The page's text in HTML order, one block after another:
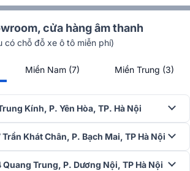
bổ đều khắp không gian, không còn hiện
dọc hay ngang, âm thanh vẫn luôn mượt
quá tải điện, giúp loa duy trì hiệu suất tối
đến chất lượng âm thanh.
cửa hàng âm thanh
có chỗ đỗ xe ô tô miễn phí)
Miền Nam (7) Miền Trung (3)
Kính, P. Yên Hòa, TP. Hà Nội
Khát Chân, P. Bạch Mai, TP Hà Nội
Quang Trung, P. Dương Nội, TP Hà Nội